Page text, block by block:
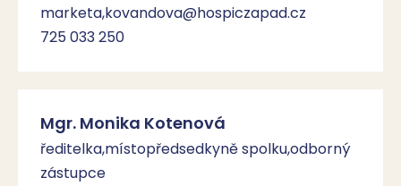
marketa,kovandova@hospiczapad.cz
725 033 250
Mgr. Monika Kotenová
ředitelka,místopředsedkyně spolku,odborný
zástupce